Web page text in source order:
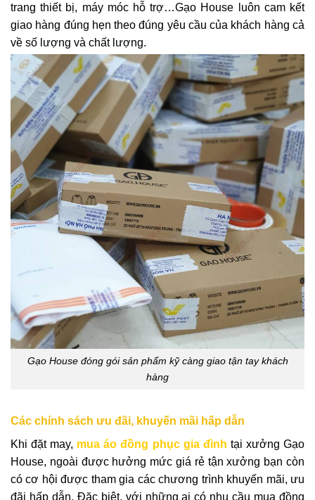
trang thiết bị, máy móc hỗ trợ…Gạo House luôn cam kết
giao hàng đúng hẹn theo đúng yêu cầu của khách hàng cả
về số lượng và chất lượng.
Gạo House đóng gói sản phẩm kỹ càng giao tận tay khách
hàng
Các chính sách ưu đãi, khuyến mãi hấp dẫn
Khi đặt may, mua áo đồng phục gia đình tại xưởng Gạo
House, ngoài được hưởng mức giá rẻ tận xưởng bạn còn
có cơ hội được tham gia các chương trình khuyến mãi, ưu
đãi hấp dẫn. Đặc biệt, với những ai có nhu cầu mua đồng